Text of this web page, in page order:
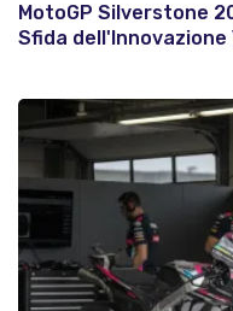
MotoGP Silverstone
Sfida dell'Innovazione